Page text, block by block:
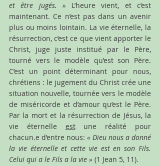
et être jugés. » L’heure vient, et c’est
maintenant. Ce n’est pas dans un avenir
plus ou moins lointain. La vie éternelle, la
résurrection, c’est ce que vient apporter le
Christ, juge juste institué par le Père,
tourné vers le modèle qu’est son Père.
C’est un point déterminant pour nous,
chrétiens : le jugement du Christ crée une
situation nouvelle, tournée vers le modèle
de miséricorde et d’amour qu’est le Père.
Par la mort et la résurrection de Jésus, la
vie éternelle est une réalité pour
chacun.e d’entre nous: « Dieu nous a donné
la vie éternelle et cette vie est en son Fils.
Celui qui a le Fils a la vie » (1 Jean 5, 11).